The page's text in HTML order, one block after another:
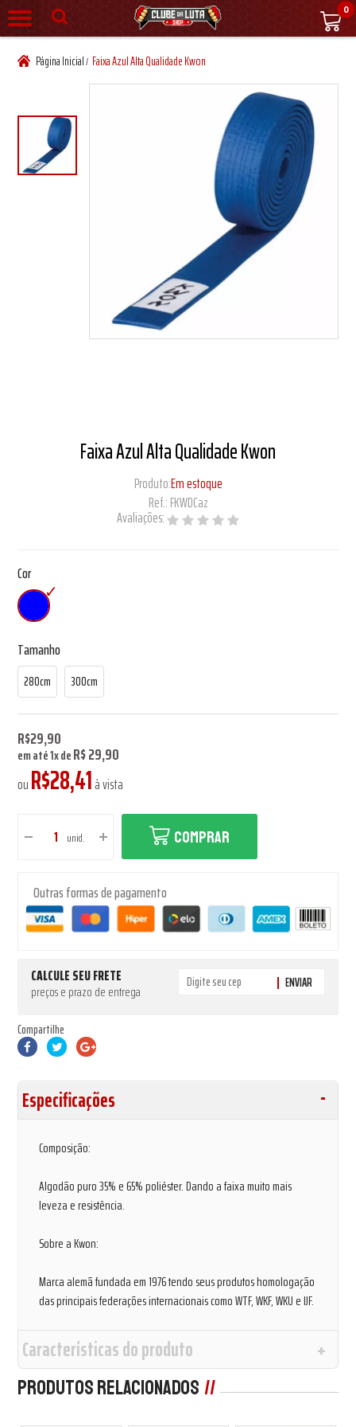
0
Página Inicial/ Faixa Azul Alta Qualidade Kwon
Faixa Azul Alta Qualidade Kwon
Produto:Em estoque
Ref.:FKWDCaz
Avaliações:
Cor
Tamanho
280cm 300cm
R$29,90
em até1xdeR$ 29,90
ouR$28,41à vista
unid. COMPRAR
Outras formas de pagamento
CALCULE SEU FRETE
preços e prazo de entrega ENVIAR
Compartilhe
Especificações
Composição:
Algodão puro 35% e 65% poliéster. Dando a faixa muito mais
leveza e resistência.
Sobre a Kwon:
Marca alemã fundada em 1976 tendo seus produtos homologação
das principais federações internacionais como WTF, WKF, WKU e IJF.
Características do produto
Produtos Relacionados